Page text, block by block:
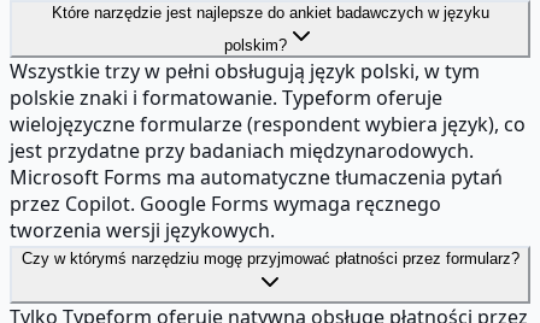
Które narzędzie jest najlepsze do ankiet badawczych w języku
polskim?
Wszystkie trzy w pełni obsługują język polski, w tym
polskie znaki i formatowanie. Typeform oferuje
wielojęzyczne formularze (respondent wybiera język), co
jest przydatne przy badaniach międzynarodowych.
Microsoft Forms ma automatyczne tłumaczenia pytań
przez Copilot. Google Forms wymaga ręcznego
tworzenia wersji językowych.
Czy w którymś narzędziu mogę przyjmować płatności przez formularz?
Tylko Typeform oferuje natywną obsługę płatności przez